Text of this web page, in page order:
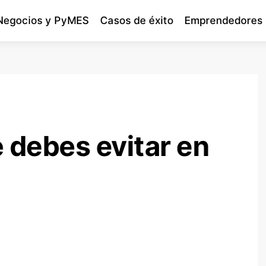
y PyMES Casos de éxito Emprendedores
evitar en